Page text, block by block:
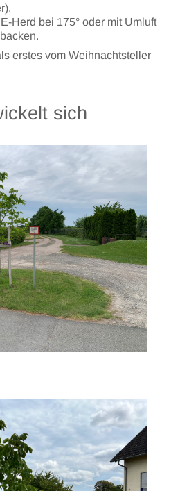
Herd bei 175° oder mit Umluft
erstes vom Weihnachtsteller
sich